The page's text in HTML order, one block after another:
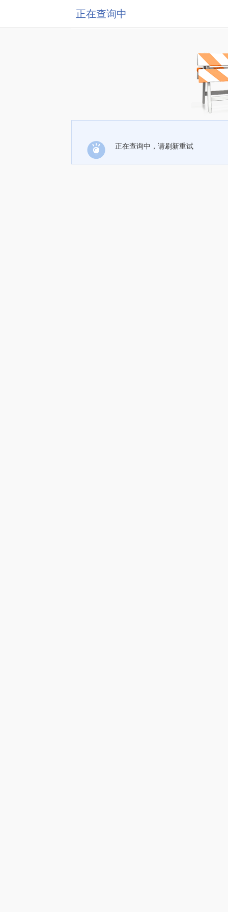
正在查询中
正在查询中，请刷新重试